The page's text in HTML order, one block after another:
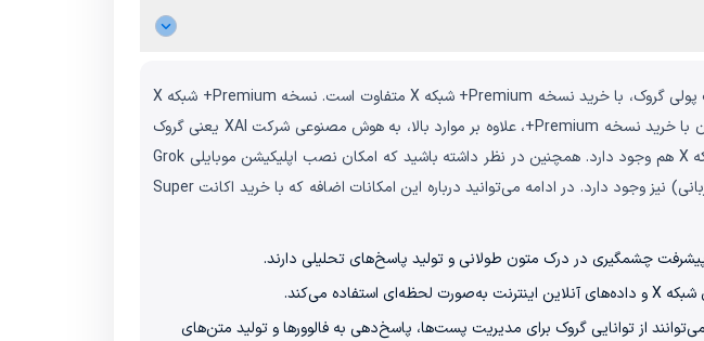
پیش از پرداختن به امکانات اکانت گروک، لازم است بدانید خرید اکانت super grok یا همان اکانت پولی گروک، با خرید نسخه Premium+ شبکه X متفاوت است. نسخه Premium+ شبکه X
امکاناتی مانند تیک آبی، حذف تبلیغات و درآمدزایی از پست‌ها را برای کاربر فراهم می‌کند. البته کاربران با خرید نسخه Premium+، علاوه بر موارد بالا، به هوش مصنوعی شرکت XAI یعنی گروک
هم دسترسی خواهند داشت. با این وجود امکان خرید اکانت سوپر گروک بدون داشتن اکانت در شبکه X هم وجود دارد. همچنین در نظر داشته باشید که امکان نصب اپلیکیشن موبایلی Grok
(مستقل از X یا توییتر سابق نیز به عنوان یک اپلیکیشن مستقل مشابه ChatGPT و سایر مدلهای زبانی) نیز وجود دارد. در ادامه می‌توانید درباره این امکانات اضافه که با خرید اکانت Super
قابلیت تولید محتوا برای پست‌ها و پاسخ‌های خودکار در X: کاربران با خرید اکانت super grok می‌توانند از توانایی گروک برای مدیریت پست‌ها، پاسخ‌دهی به فالوورها و تولید متن‌های